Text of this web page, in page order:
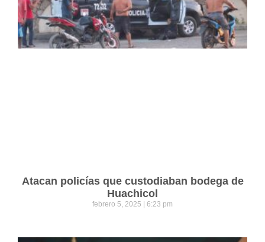
Atacan policías que custodiaban bodega de
Huachicol
febrero 5, 2025 6:23 pm